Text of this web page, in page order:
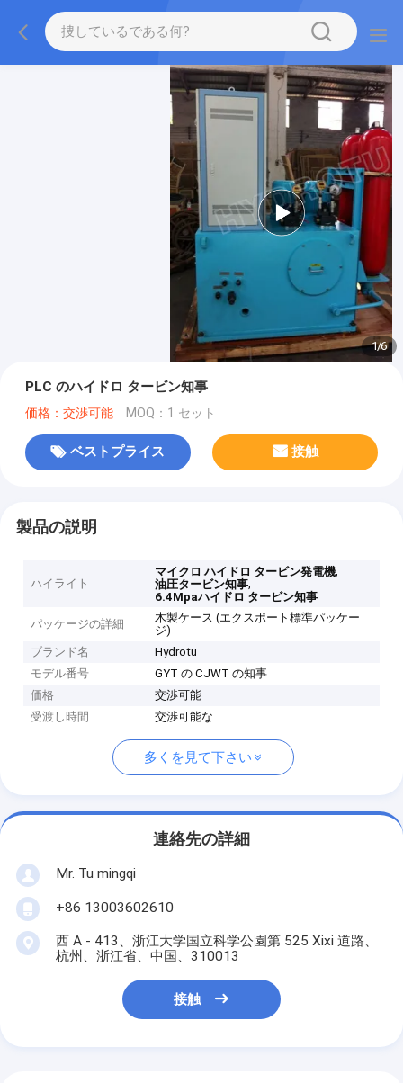
1/6
PLC のハイドロ タービン知事
価格：交渉可能 MOQ：1 セット
ベストプライス 接触
製品の説明
ハイライト
マイクロ ハイドロ タービン発電機,
油圧タービン知事,
6.4Mpaハイドロ タービン知事
パッケージの詳細
木製ケース (エクスポート標準パッケー
ジ)
ブランド名
Hydrotu
モデル番号
GYT の CJWT の知事
価格
交渉可能
受渡し時間
交渉可能な
多くを見て下さい
連絡先の詳細
Mr. Tu mingqi
+86 13003602610
西 A - 413、浙江大学国立科学公園第 525 Xixi 道路、
杭州、浙江省、中国、310013
接触